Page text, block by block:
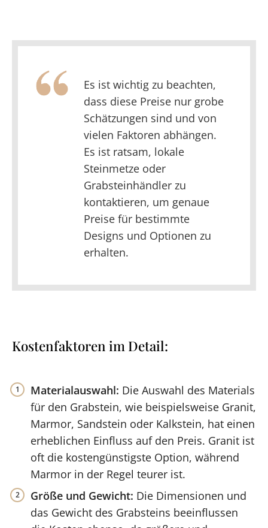
Es ist wichtig zu beachten,
dass diese Preise nur grobe
Schätzungen sind und von
vielen Faktoren abhängen.
Es ist ratsam, lokale
Steinmetze oder
Grabsteinhändler zu
kontaktieren, um genaue
Preise für bestimmte
Designs und Optionen zu
erhalten.
Kostenfaktoren im Detail:
Materialauswahl: Die Auswahl des Materials
für den Grabstein, wie beispielsweise Granit,
Marmor, Sandstein oder Kalkstein, hat einen
erheblichen Einfluss auf den Preis. Granit ist
oft die kostengünstigste Option, während
Marmor in der Regel teurer ist.
Größe und Gewicht: Die Dimensionen und
das Gewicht des Grabsteins beeinflussen